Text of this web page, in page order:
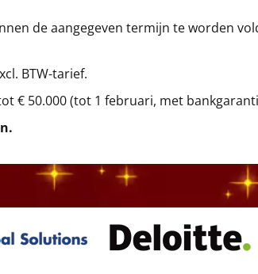
de aangegeven termijn te worden
BTW-tarief.
€ 50.000 (tot 1 februari, met
.